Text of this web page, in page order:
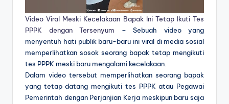
Video Viral Meski Kecelakaan Bapak Ini Tetap Ikuti Tes
PPPK dengan Tersenyum – Sebuah video yang
menyentuh hati publik baru-baru ini viral di media sosial
memperlihatkan sosok seorang bapak tetap mengikuti
tes PPPK meski baru mengalami kecelakaan.
Dalam video tersebut memperlihatkan seorang bapak
yang tetap datang mengikuti tes PPPK atau Pegawai
Pemerintah dengan Perjanjian Kerja meskipun baru saja